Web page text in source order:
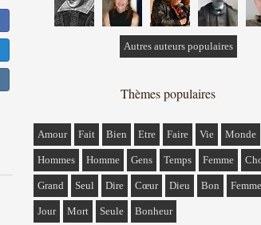
Autres auteurs populaires
Thèmes populaires
Amour Fait Bien Etre Faire Vie Monde
Hommes Homme Gens Temps Femme
Grand Seul Dire Cœur Dieu Bon
Jour Mort Seule Bonheur